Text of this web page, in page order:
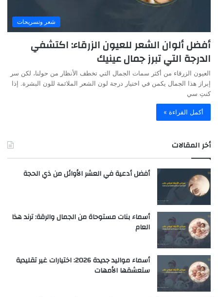
شعر وتسريحات
أفضل ألوان الشعر للعيون الزرقاء: اكتشفي
الدرجة التي تبرز جمال عينيك
العيون الزرقاء من أكثر سمات الجمال التي تخطف الأنظار من حولنا، لكن سر
إبراز هذا الجمال يكمن في اختيار درجة لون الشعر الملائمة للون البشرة. إذا
كنتِ سي
أكمل القراءة »
أخر المقالات
أفضل أدعية في العشر الأوائل من ذي الحجة
أسماء بنات مستوحاة من الجمال والرقة: ترند هذا
العام
أسماء مواليد جديدة 2026: اختيارات غير تقليدية
ستعشقها الأمهات